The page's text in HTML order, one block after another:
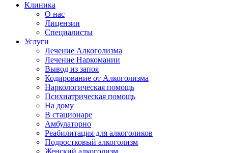
Клиника
О нас
Лицензии
Специалисты
Услуги
Лечение Алкоголизма
Лечение Наркомании
Вывод из запоя
Кодирование от Алкоголизма
Наркологическая помощь
Психиатрическая помощь
На дому
В стационаре
Амбулаторно
Реабилитация для алкоголиков
Подростковый алкоголизм
Женский алкоголизм